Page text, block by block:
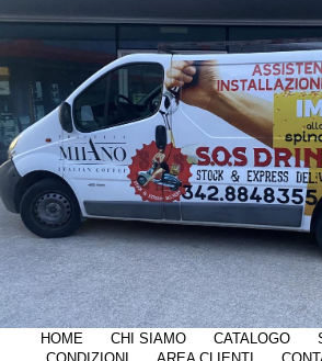
HOME CHI SIAMO CATALOGO